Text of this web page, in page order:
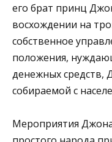
его брат принц
восхождении на
собственное
положения,
денежных средств,
собираемой с
Мероприятия